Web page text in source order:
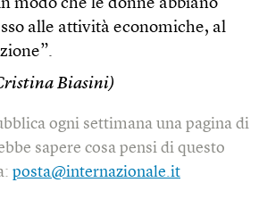
modo che le donne abbiano
alle attività economiche, al
Biasini)
ogni settimana una pagina di
sapere cosa pensi di questo
posta@internazionale.it